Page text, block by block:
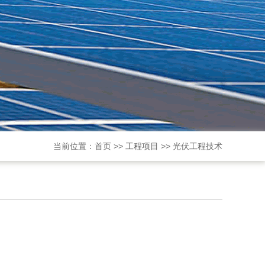
当前位置： 首页 >> 工程项目 >> 光伏工程技术